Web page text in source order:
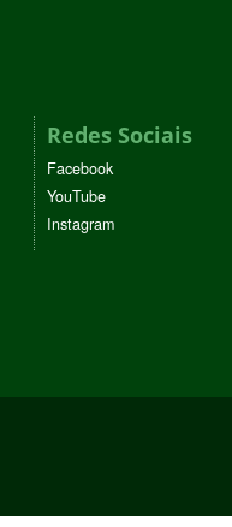
Redes Sociais
Facebook
YouTube
Instagram